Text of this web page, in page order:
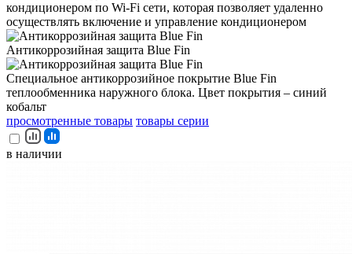
кондиционером по Wi-Fi сети, которая позволяет удаленно
осуществлять включение и управление кондиционером
Антикоррозийная защита Blue Fin
Специальное антикоррозийное покрытие Blue Fin
теплообменника наружного блока. Цвет покрытия – синий
кобальт
просмотренные товары товары серии
в наличии